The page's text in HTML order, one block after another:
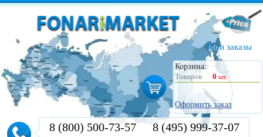
Мои заказы
Корзина:
Товаров
0 шт.
Оформить заказ
8 (800) 500-73-57 8 (495) 999-37-07